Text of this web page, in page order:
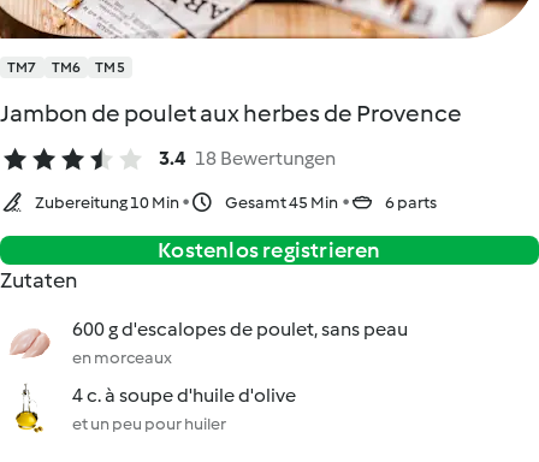
TM7 TM6 TM5
Jambon de poulet aux herbes de Provence
3.4 18 Bewertungen
Zubereitung 10 Min Gesamt 45 Min 6 parts
Kostenlos registrieren
Zutaten
600 g d'escalopes de poulet, sans peau
en morceaux
4 c. à soupe d'huile d'olive
et un peu pour huiler